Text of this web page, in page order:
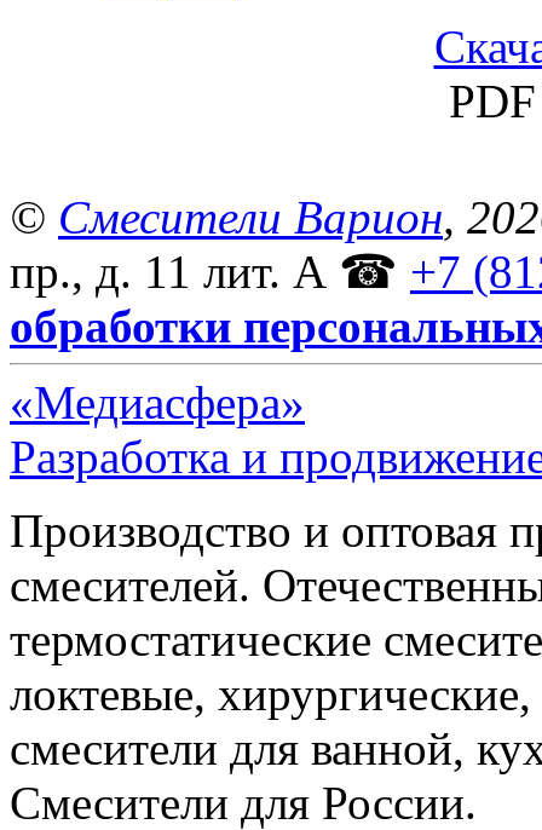
© Смесители Варион,
пр., д. 11 лит. А ☎ +7
обработки
«Медиасфера»
Разработка и
Производство и оптовая
смесителей.
термостатические
локтевые,
смесители для ванной,
Смесители для России.